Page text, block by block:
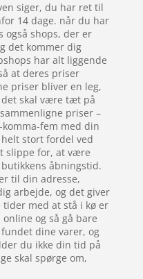
siger, du har ret til
14 dage. når du har
også shops, der er
det kommer dig
har alt liggende
at deres priser
priser bliver en leg,
skal være tæt på
priser –
fem med din
stort fordel ved
slippe for, at være
åbningstid.
til din adresse,
arbejde, og det giver
med at stå i kø er
og så gå bare
dine varer, og
du ikke din tid på
skal spørge om,